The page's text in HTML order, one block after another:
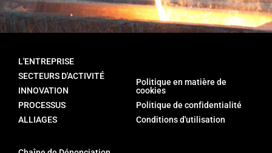
L'ENTREPRISE
SECTEURS D'ACTIVITÉ
INNOVATION
PROCESSUS
ALLIAGES
Politique en matière de
cookies
Politique de confidentialité
Conditions d'utilisation